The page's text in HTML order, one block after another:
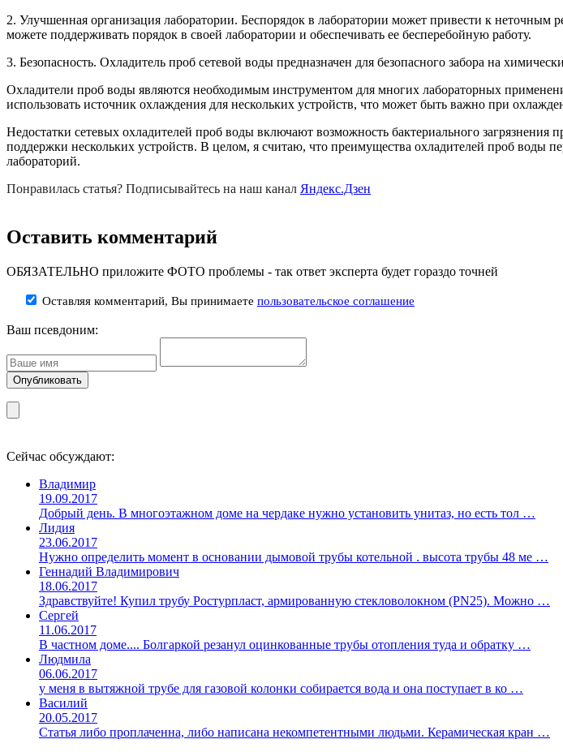
2. Улучшенная организация лаборатории. Беспорядок в лаборатории может привести к неточным
можете поддерживать порядок в своей лаборатории и обеспечивать ее бесперебойную работу.
3. Безопасность. Охладитель проб сетевой воды предназначен для безопасного забора на
Охладители проб воды являются необходимым инструментом для многих лабораторных
использовать источник охлаждения для нескольких устройств, что может быть важно при
Недостатки сетевых охладителей проб воды включают возможность бактериального
поддержки нескольких устройств. В целом, я считаю, что преимущества охладителей проб воды
лабораторий.
Понравилась статья? Подписывайтесь на наш канал Яндекс.Дзен
Оставить комментарий
ОБЯЗАТЕЛЬНО приложите ФОТО проблемы - так ответ эксперта будет гораздо точней
Оставляя комментарий, Вы принимаете пользовательское соглашение
Ваш псевдоним:
Сейчас обсуждают:
Владимир
19.09.2017
Добрый день. В многоэтажном доме на чердаке нужно установить унитаз, но есть тол …
Лидия
23.06.2017
Нужно определить момент в основании дымовой трубы котельной . высота трубы 48 ме …
Геннадий Владимирович
18.06.2017
Здравствуйте! Купил трубу Ростурпласт, армированную стекловолокном (PN25). Можно …
Сергей
11.06.2017
В частном доме.... Болгаркой резанул оцинкованные трубы отопления туда и обратку …
Людмила
06.06.2017
у меня в вытяжной трубе для газовой колонки собирается вода и она поступает в ко …
Василий
20.05.2017
Статья либо проплаченна, либо написана некомпетентными людьми. Керамическая кран …